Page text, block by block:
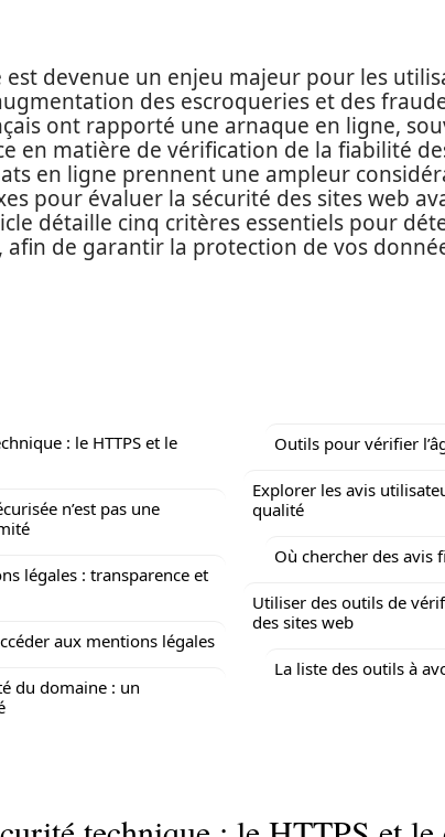
est devenue un enjeu majeur pour les
des escroqueries et des
ont rapporté une arnaque en ligne,
en matière de vérification de la fiabilité
en ligne prennent une ampleur
pour évaluer la sécurité des sites web
détaille cinq critères essentiels pour
afin de garantir la protection de vos
: le HTTPS et le
n’est pas une
légales : transparence et
aux mentions légales
du domaine : un
Outils pour vérifier
Explorer les avis
qualité
Où chercher des avis
Utiliser des outils de
des sites web
La liste des outils à